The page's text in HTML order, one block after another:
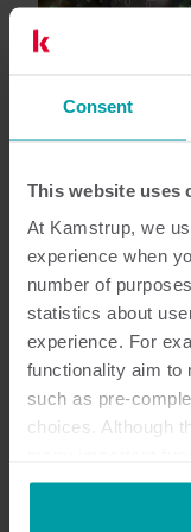
Consent
This website uses
At Kamstrup, we
experience when
number of
statistics about
experience. For
functionality aim to
such as pre-
choices. Although
them.
Kamstrup makes
Ihre Zähler und
Manager
Ihre Daten sowie
Hilfe können Sie
Zählerdaten
ausschöpfen.